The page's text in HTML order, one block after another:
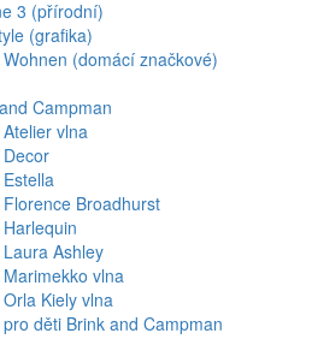
3 (přírodní)
(grafika)
(domácí značkové)
Campman
vlna
Broadhurst
Ashley
vlna
Kiely vlna
děti Brink and Campman